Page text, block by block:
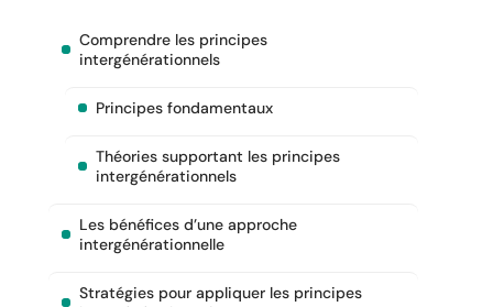
Comprendre les principes
intergénérationnels
Principes fondamentaux
Théories supportant les principes
intergénérationnels
Les bénéfices d’une approche
intergénérationnelle
Stratégies pour appliquer les principes